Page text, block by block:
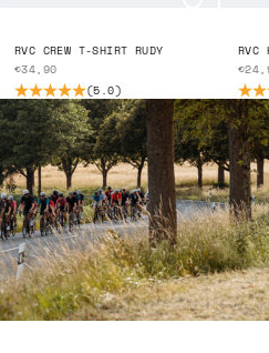
RVC CREW T-SHIRT RUDY
ANGEBOT
€34,90
(5.0)
RVC